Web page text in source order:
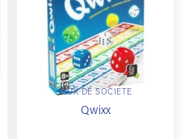
liste de
souhaits
JEUX DE SOCIÉTÉ
Qwixx